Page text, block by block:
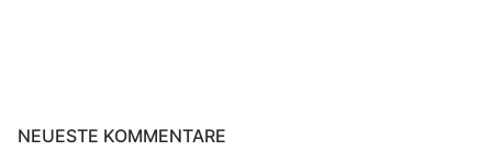
NEUESTE KOMMENTARE